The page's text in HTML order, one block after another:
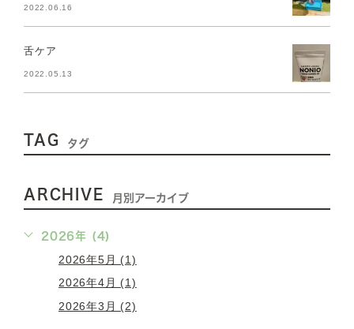
2022.06.16
舌ケア
2022.05.13
TAG タグ
ARCHIVE 月別アーカイブ
2026年 (4)
2026年5月 (1)
2026年4月 (1)
2026年3月 (2)